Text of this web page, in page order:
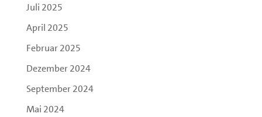
Juli 2025
April 2025
Februar 2025
Dezember 2024
September 2024
Mai 2024